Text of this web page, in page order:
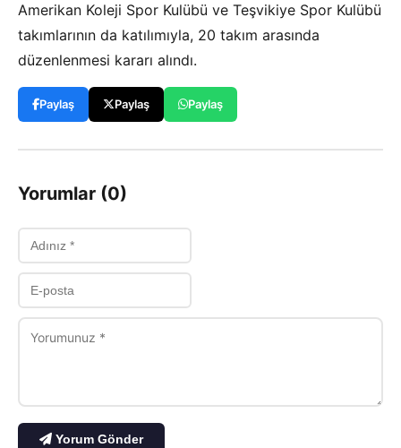
Amerikan Koleji Spor Kulübü ve Teşvikiye Spor Kulübü
takımlarının da katılımıyla, 20 takım arasında
düzenlenmesi kararı alındı.
Paylaş Paylaş Paylaş
Yorumlar (0)
Yorum Gönder